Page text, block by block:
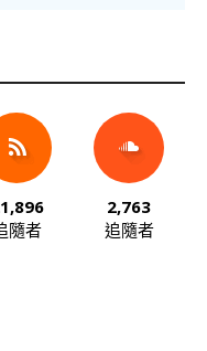
隨者
2,763
追隨者